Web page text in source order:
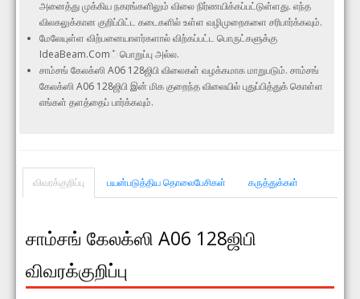
அனைத்து முக்கிய நகரங்களிலும் விலை நிர்ணயிக்கப்பட்டுள்ளது. எந்த
விலகலுக்கான குறிப்பிட்ட கடைகளில் உள்ள வழிமுறைகளை சரிபார்க்கவும்.
மேலேயுள்ள விற்பனையாளர்களால் விற்கப்பட்ட பொருட்களுக்கு
IdeaBeam.Com் பொறுப்பு அல்ல.
சாம்சங் கேலக்ஸி A06 128ஜிபி விலைகள் வழக்கமாக மாறுபடும். சாம்சங்
கேலக்ஸி A06 128ஜிபி இன் மிக குறைந்த விலையில் புதுப்பித்துக் கொள்ள
எங்கள் தளத்தைப் பார்க்கவும்.
விவரக்குறிப்பு பயன்படுத்திய தொலைபேசிகள் கருத்துக்கள்
சாம்சங் கேலக்ஸி A06 128ஜிபி
விவரக்குறிப்பு